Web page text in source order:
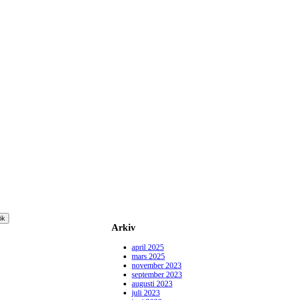
Arkiv
april 2025
mars 2025
november 2023
september 2023
augusti 2023
juli 2023